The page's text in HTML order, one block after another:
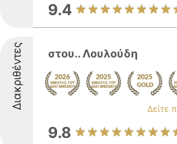
9.4
Διακριθέντες στου.. Λουλούδη
Δείτε
9.8